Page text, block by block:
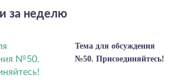
за неделю
Тема для обсуждения
№50. Присоединяйтесь!